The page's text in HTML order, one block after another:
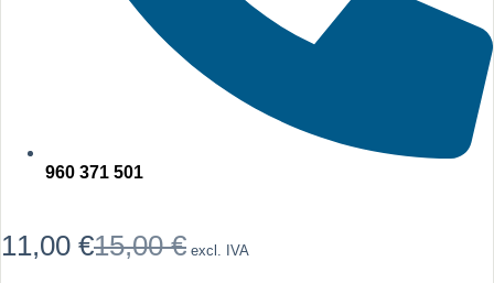
960 371 501
15,00€
O
11,00 €O
excl. IVA